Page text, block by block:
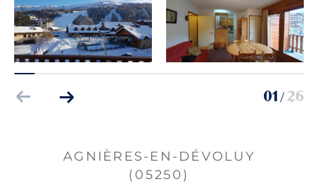
01 / 26
AGNIÈRES-EN-DÉVOLUY
(05250)